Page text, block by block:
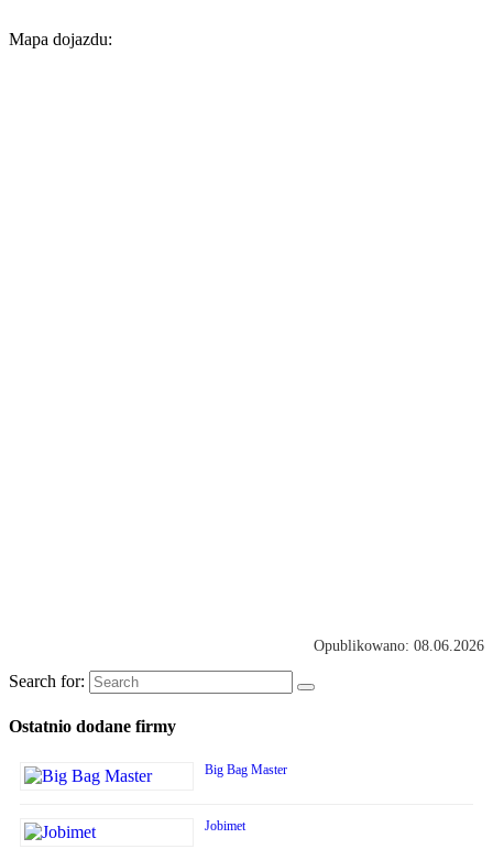
Mapa dojazdu:
Opublikowano: 08.06.2026
Search for:
Ostatnio dodane firmy
Big Bag Master
Jobimet